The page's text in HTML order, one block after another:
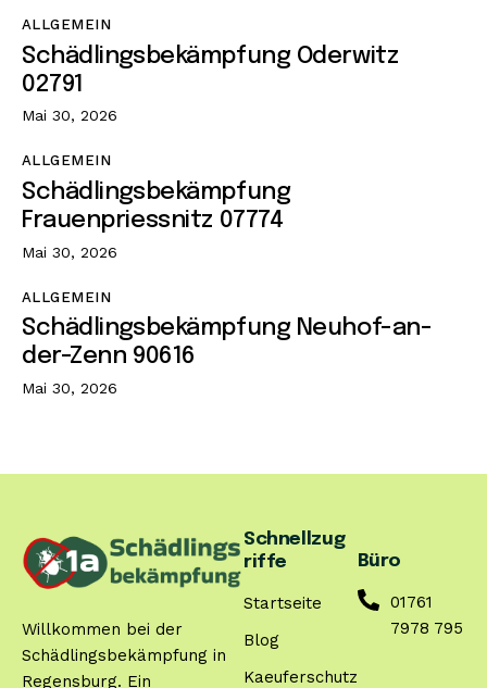
ALLGEMEIN
Schädlingsbekämpfung Oderwitz
02791
Mai 30, 2026
ALLGEMEIN
Schädlingsbekämpfung
Frauenpriessnitz 07774
Mai 30, 2026
ALLGEMEIN
Schädlingsbekämpfung Neuhof-an-
der-Zenn 90616
Mai 30, 2026
Willkommen bei der
Schädlingsbekämpfung in
Regensburg. Ein
Schnellzug
riffe
Startseite
Blog
Kaeuferschutz
Büro
01761
7978 795